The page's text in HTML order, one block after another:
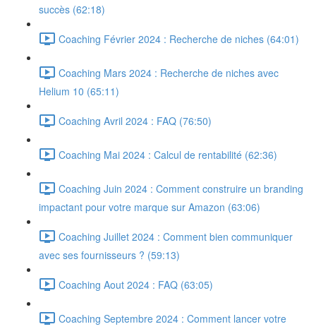
succès (62:18)
Coaching Février 2024 : Recherche de niches (64:01)
Coaching Mars 2024 : Recherche de niches avec
Helium 10 (65:11)
Coaching Avril 2024 : FAQ (76:50)
Coaching Mai 2024 : Calcul de rentabilité (62:36)
Coaching Juin 2024 : Comment construire un branding
impactant pour votre marque sur Amazon (63:06)
Coaching Juillet 2024 : Comment bien communiquer
avec ses fournisseurs ? (59:13)
Coaching Aout 2024 : FAQ (63:05)
Coaching Septembre 2024 : Comment lancer votre